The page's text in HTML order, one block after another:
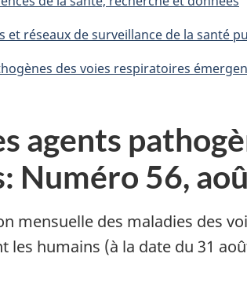
et réseaux de surveillance de la santé
des voies respiratoires
agents
Numéro 56,
mensuelle des maladies des
les humains (à la date du 31